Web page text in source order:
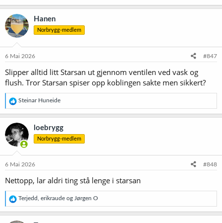
Hanen
Norbrygg-medlem
6 Mai 2026 #847
Slipper alltid litt Starsan ut gjennom ventilen ved vask og
flush. Tror Starsan spiser opp koblingen sakte men sikkert?
R
e
a
k
s
j
o
e
:
Steinar Huneide
loebrygg
Norbrygg-medlem
6 Mai 2026 #848
Nettopp, lar aldri ting stå lenge i starsan
R
e
a
k
Terjedd erikraude og Jørgen O